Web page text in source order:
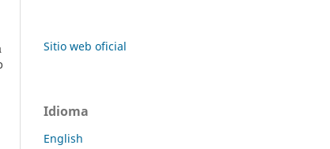
Sitio web oficial
Idioma
English